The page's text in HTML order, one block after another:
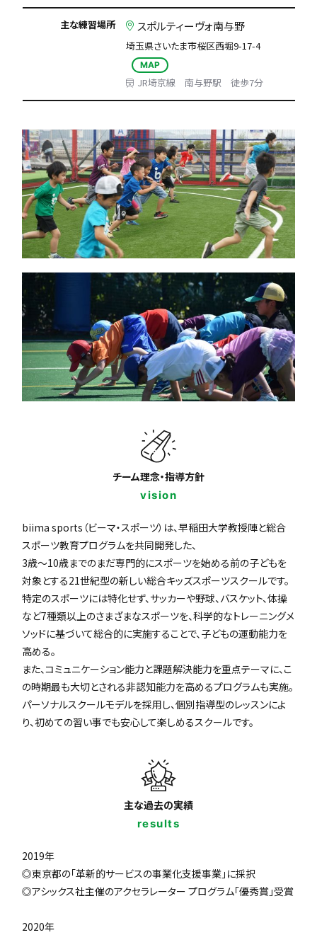
主な練習場所 スポルティーヴォ南与野
埼玉県さいたま市桜区西堀9-17-4
MAP
JR埼京線 南与野駅 徒歩7分
チーム理念・指導方針
vision
biima sports（ビーマ・スポーツ）は、早稲田大学教授陣と総合
スポーツ教育プログラムを共同開発した、
3歳〜10歳までのまだ専門的にスポーツを始める前の子どもを
対象とする21世紀型の新しい総合キッズスポーツスクールです。
特定のスポーツには特化せず、サッカーや野球、バスケット、体操
など7種類以上のさまざまなスポーツを、科学的なトレーニングメ
ソッドに基づいて総合的に実施することで、子どもの運動能力を
高める。
また、コミュニケーション能力と課題解決能力を重点テーマに、こ
の時期最も大切とされる非認知能力を高めるプログラムも実施。
パーソナルスクールモデルを採用し、個別指導型のレッスンによ
り、初めての習い事でも安心して楽しめるスクールです。
主な過去の実績
results
2019年
◎東京都の「革新的サービスの事業化支援事業」に採択
◎アシックス社主催のアクセラレーター プログラム「優秀賞」受賞
2020年